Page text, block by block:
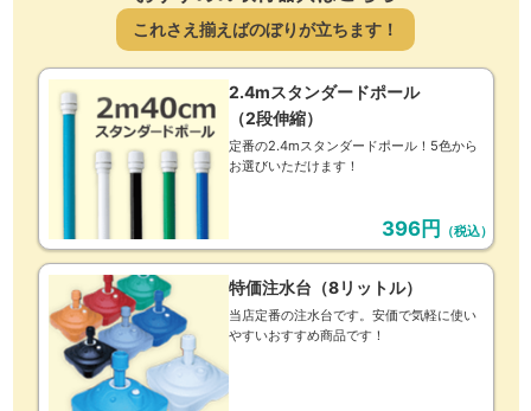
これさえ揃えばのぼりが立ちます！
2.4mスタンダードポール
（2段伸縮）
定番の2.4mスタンダードポール！5色から
お選びいただけます！
396円 （税込）
特価注水台（8リットル）
当店定番の注水台です。安価で気軽に使い
やすいおすすめ商品です！